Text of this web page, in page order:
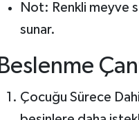
Not: Renkli meyve
sunar.
Beslenme
Çocuğu Sürece Dahil